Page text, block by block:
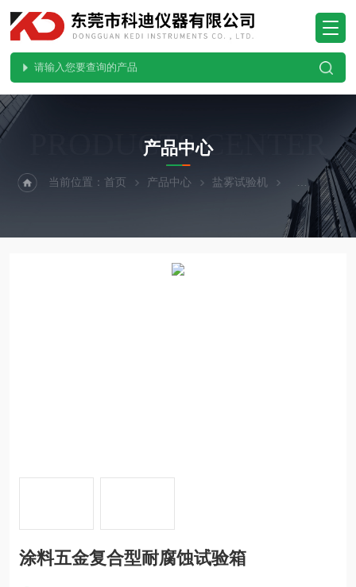
PRODUCTS CENTER
产品中心
当前位置：首页 产品中心 盐雾试验机 盐干湿盐雾
涂料五金复合型耐腐蚀试验箱